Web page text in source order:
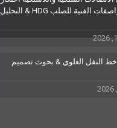
| 25م المواصفات الفنية للصلب HDG & التحليل
النقل العلوي & بحوث تصميم